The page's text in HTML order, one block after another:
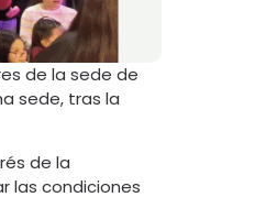
de la sede de
sede, tras la
de la
las condiciones